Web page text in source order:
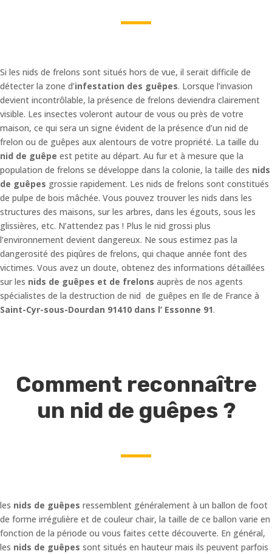
Si les nids de frelons sont situés hors de vue, il serait difficile de
détecter la zone d’infestation des guêpes. Lorsque l’invasion
devient incontrôlable, la présence de frelons deviendra clairement
visible. Les insectes voleront autour de vous ou près de votre
maison, ce qui sera un signe évident de la présence d’un nid de
frelon ou de guêpes aux alentours de votre propriété. La taille du
nid de guêpe est petite au départ. Au fur et à mesure que la
population de frelons se développe dans la colonie, la taille des nids
de guêpes grossie rapidement. Les nids de frelons sont constitués
de pulpe de bois mâchée. Vous pouvez trouver les nids dans les
structures des maisons, sur les arbres, dans les égouts, sous les
glissières, etc. N’attendez pas ! Plus le nid grossi plus
l’environnement devient dangereux. Ne sous estimez pas la
dangerosité des piqûres de frelons, qui chaque année font des
victimes. Vous avez un doute, obtenez des informations détaillées
sur les nids de guêpes et de frelons auprès de nos agents
spécialistes de la destruction de nid de guêpes en Ile de France à
Saint-Cyr-sous-Dourdan 91410 dans l’ Essonne 91.
Comment reconnaître
un nid de guêpes ?
les nids de guêpes ressemblent généralement à un ballon de foot
de forme irrégulière et de couleur chair, la taille de ce ballon varie en
fonction de la période ou vous faites cette découverte. En général,
les nids de guêpes sont situés en hauteur mais ils peuvent parfois